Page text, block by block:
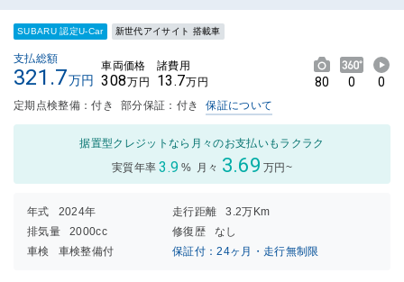
SUBARU 認定U-Car 新世代アイサイト 搭載車
支払総額
321.7万円
車両価格
308万円
諸費用
13.7万円 80 0 0
定期点検整備：付き 部分保証：付き 保証について
据置型クレジットなら月々のお支払いもラクラク
実質年率 3.9 % 月々 3.69 万円~
年式 2024年 走行距離
3.2万Km
排気量
2000cc 修復歴
なし
車検
車検整備付 保証付：24ヶ月・走行無制限